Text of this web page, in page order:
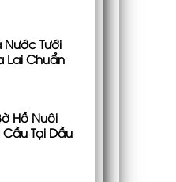
Nước Tưới
Lai Chuẩn
Hồ Nuôi
Tại Dầu